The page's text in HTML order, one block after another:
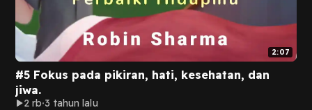
2:07
#5 Fokus pada pikiran, hati, kesehatan, dan
jiwa.
2 rb 3 tahun lalu